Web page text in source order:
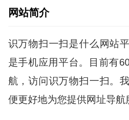
网站简介
识万物扫一扫是什么网站
是手机应用平台。目前有
航，访问识万物扫一扫。
便更好地为您提供网址导航